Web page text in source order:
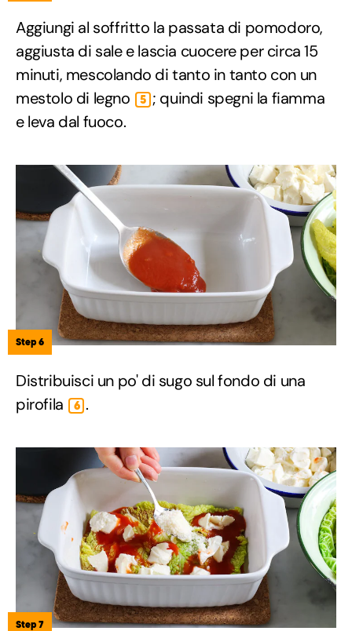
Aggiungi al soffritto la passata di pomodoro,
aggiusta di sale e lascia cuocere per circa 15
minuti, mescolando di tanto in tanto con un
mestolo di legno
5 ; quindi spegni la fiamma
e leva dal fuoco.
Step 6
Distribuisci un po' di sugo sul fondo di una
pirofila
6 .
Step 7